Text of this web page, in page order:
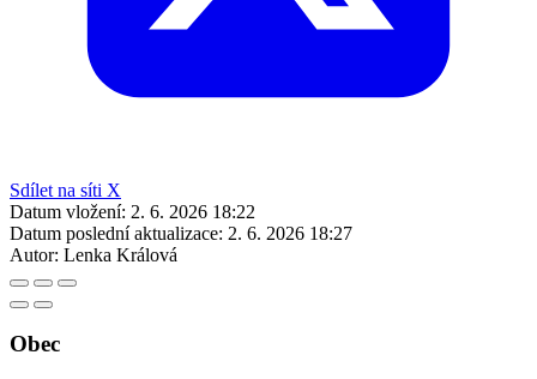
Sdílet na síti X
Datum vložení: 2. 6. 2026 18:22
Datum poslední aktualizace: 2. 6. 2026 18:27
Autor: Lenka Králová
Obec